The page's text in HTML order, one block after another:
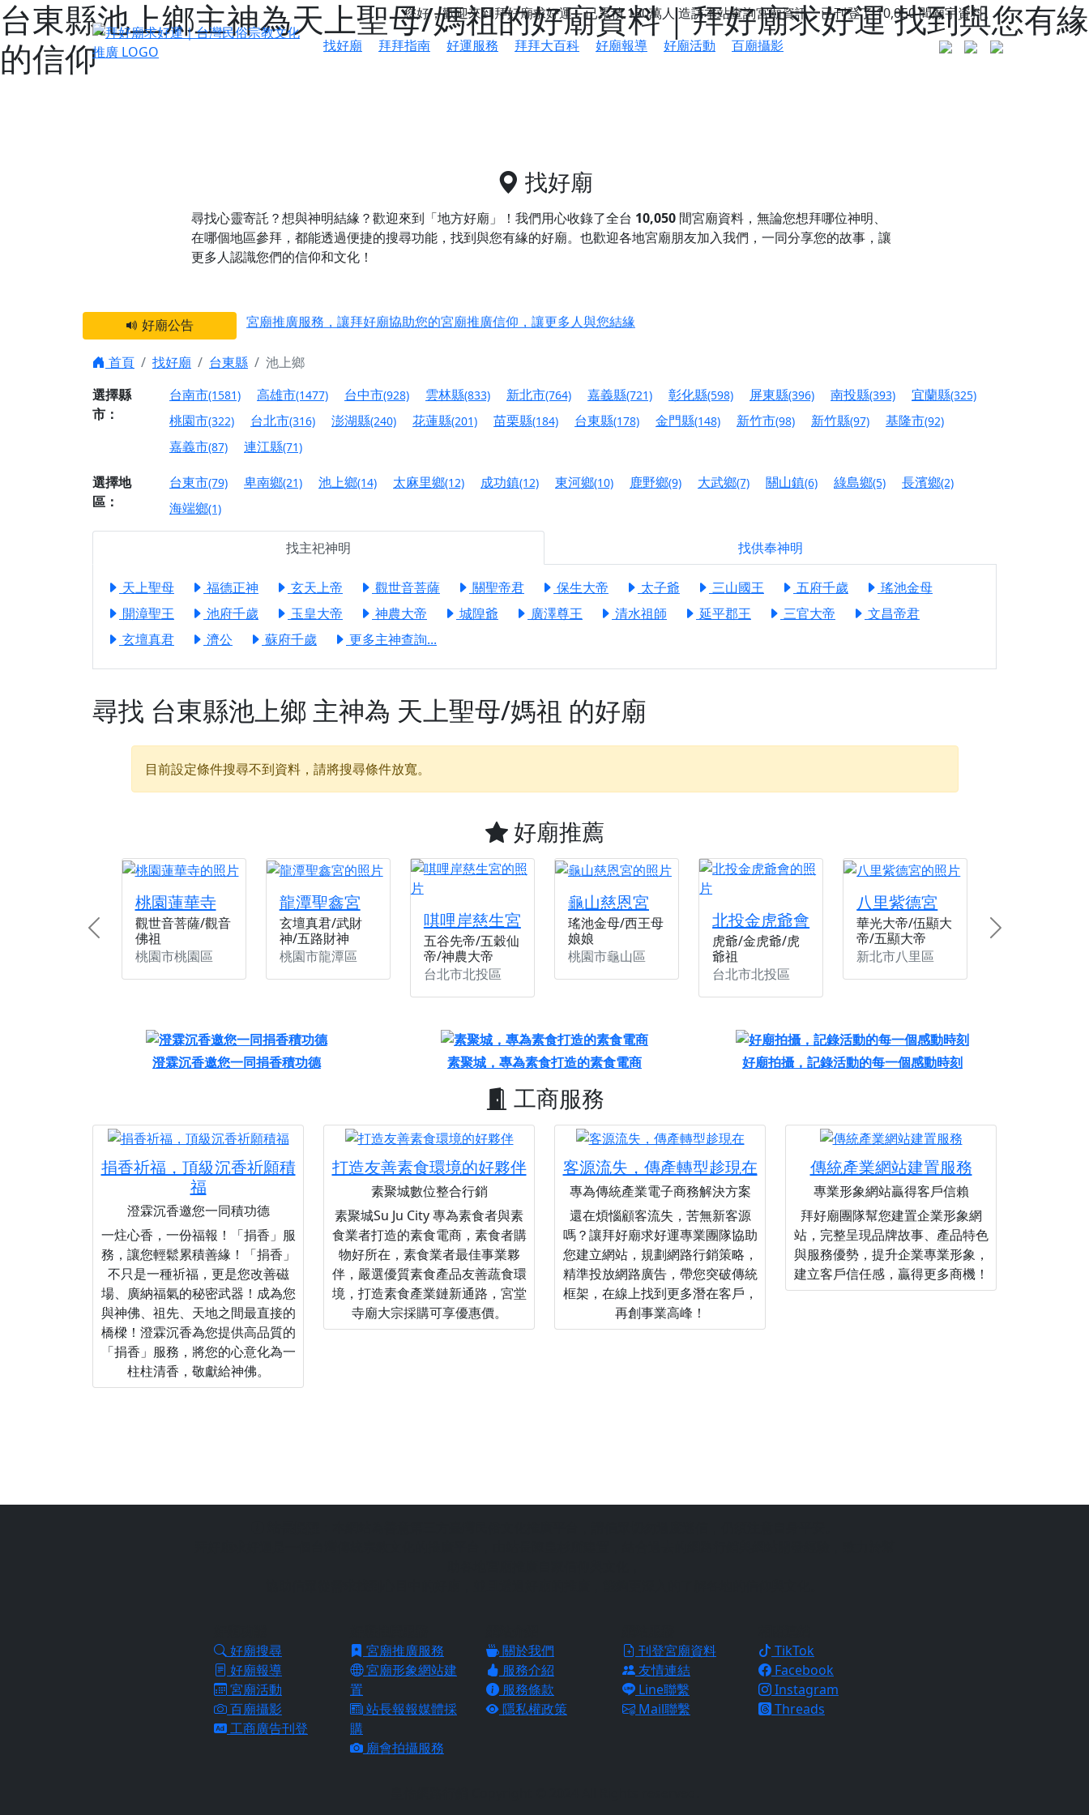
台東縣池上鄉主神為天上聖母/媽祖的好廟資料｜拜好廟求好運 找到與您有緣
的信仰
您好，歡迎來到拜好廟求好運，已累積150萬人造訪本站查詢宮廟資訊，已刊登了10,050間廟宇資料。
找好廟
拜拜指南 好運服務 拜拜大百科 好廟報導 好廟活動 百廟攝影
找好廟
尋找心靈寄託？想與神明結緣？歡迎來到「地方好廟」！我們用心收錄了全台 10,050 間宮廟資料，無論您想拜哪位神明、
在哪個地區參拜，都能透過便捷的搜尋功能，找到與您有緣的好廟。 也歡迎各地宮廟朋友加入我們，一同分享您的故事，讓
更多人認識您們的信仰和文化！
好廟公告
宮廟推廣服務，讓拜好廟協助您的宮廟推廣信仰，讓更多人與您結緣
之旅」！
【台北北投 唭哩岸慈生宮】慶讚中元普渡法會，誠摯邀請您一同參與，為自己與家人累積福德、祈求平安好運
【屏東縣獅子鄉 楓港清華山聖天宮】驪山母娘聖誕暨中元普渡大法會，誠邀十方善信大德，一同回到母娘慈悲座前，祈福納祥、慎
終追遠、廣植福田
【桃園市 桃園蓮華寺】盂蘭盆中元報恩法會，這場法會不只是超薦與普渡，更是一份對祖先的感恩、對親人的思念，也是為家人祈
願平安順遂的慈悲心意。
【新北貢寮 南極玉明殿】中元普渡大法會，誠摯歡迎十方善信大德隨喜贊普，為祖先親眷祈求安息，也為自身與家人累積福德、種
下善緣。
是「超級加倍」！
【台北北投 福慶宮】慶讚中元普渡法會，誠摯邀請十方善信大德，一同回到北投土地公埔，祈願闔家平安、地方祥和、福運綿長。
【桃園龜山 慈恩宮】瑤池金母聖誕祝壽盛典，邀請十方善信大德蒞臨參香祝壽，同沐母娘慈光，共祈平安吉祥
【桃園龜山 慈恩宮】丙午年慶讚中元普渡法會，正是讓我們用善念與功德，迴向冥陽兩利、闔家平安的殊勝因緣。
【新北八里 紫德宮】丙午年中元普渡讚普超薦法會，普施眾生・慎終追遠・廣植福田
【台北北投金虎爺會】父親節陪爸爸一起闖關趣，邀請大小朋友一起留下珍貴的家庭回憶
【新北八里 紫德宮】父親節奉茶感恩活動，一杯茶，一份心意；一句感謝，一生難忘。
【桃園新屋 深圳玄天宮】農曆七月擴大犒軍科儀，吉祥月不只有普渡祈福，也有一份感謝守護的虔誠心意
【桃園慈善宮(天公廟)】虎爺元帥 開光大典，祈求虎爺神威護持，庇佑闔家平安、財運亨通、事業順遂、百邪退散。
歡迎友廟長官、小編加入我們LINE官方帳號，讓我們協助您的廟宇推廣。
歡迎信眾分享您前往廟宇的參拜體驗，推廣您的信仰
首頁 找好廟 台東縣
池上鄉
選擇縣
市：
台南市(1581) 高雄市(1477) 台中市(928) 雲林縣(833) 新北市(764) 嘉義縣(721) 彰化縣(598) 屏東縣(396) 南投縣(393) 宜蘭縣(325)
桃園市(322) 台北市(316) 澎湖縣(240) 花蓮縣(201) 苗栗縣(184) 台東縣(178) 金門縣(148) 新竹市(98) 新竹縣(97) 基隆市(92)
嘉義市(87) 連江縣(71)
選擇地
區：
台東市(79) 卑南鄉(21) 池上鄉(14) 太麻里鄉(12) 成功鎮(12) 東河鄉(10) 鹿野鄉(9) 大武鄉(7) 關山鎮(6) 綠島鄉(5) 長濱鄉(2)
海端鄉(1)
找主祀神明 找供奉神明
天上聖母 福德正神 玄天上帝 觀世音菩薩 關聖帝君 保生大帝 太子爺 三山國王 五府千歲
瑤池金母
開漳聖王
池府千歲 玉皇大帝 神農大帝 城隍爺 廣澤尊王 清水祖師 延平郡王 三官大帝
文昌帝君
玄壇真君
濟公 蘇府千歲 更多主神查詢...
尋找 台東縣池上鄉 主神為 天上聖母/媽祖 的好廟
目前設定條件搜尋不到資料，請將搜尋條件放寬。
好廟推薦
桃園蓮華寺
觀世音菩薩/觀音
佛祖
桃園市桃園區
龍潭聖鑫宮
玄壇真君/武財
神/五路財神
桃園市龍潭區
唭哩岸慈生宮
五谷先帝/五穀仙
帝/神農大帝
台北市北投區
龜山慈恩宮
瑤池金母/西王母
娘娘
桃園市龜山區
北投金虎爺會
虎爺/金虎爺/虎
爺祖
台北市北投區
八里紫德宮
華光大帝/伍顯大
帝/五顯大帝
新北市八里區
Previous Next
澄霖沉香邀您一同捐香積功德 素聚城，專為素食打造的素食電商 好廟拍攝，記錄活動的每一個感動時刻
工商服務
捐香祈福，頂級沉香祈願積
福
澄霖沉香邀您一同積功德
一炷心香，一份福報！「捐香」服
務，讓您輕鬆累積善緣！「捐香」
不只是一種祈福，更是您改善磁
場、廣納福氣的秘密武器！成為您
與神佛、祖先、天地之間最直接的
橋樑！澄霖沉香為您提供高品質的
「捐香」服務，將您的心意化為一
柱柱清香，敬獻給神佛。
打造友善素食環境的好夥伴
素聚城數位整合行銷
素聚城Su Ju City 專為素食者與素
食業者打造的素食電商，素食者購
物好所在，素食業者最佳事業夥
伴，嚴選優質素食產品友善蔬食環
境，打造素食產業鏈新通路，宮堂
寺廟大宗採購可享優惠價。
客源流失，傳產轉型趁現在
專為傳統產業電子商務解決方案
還在煩惱顧客流失，苦無新客源
嗎？讓拜好廟求好運專業團隊協助
您建立網站，規劃網路行銷策略，
精準投放網路廣告，帶您突破傳統
框架，在線上找到更多潛在客戶，
再創事業高峰！
傳統產業網站建置服務
專業形象網站贏得客戶信賴
拜好廟團隊幫您建置企業形象網
站，完整呈現品牌故事、產品特色
與服務優勢，提升企業專業形象，
建立客戶信任感，贏得更多商機！
好廟搜尋
好廟報導
宮廟活動
百廟攝影
工商廣告刊登
宮廟推廣服務
宮廟形象網站建
置
站長報報媒體採
購
廟會拍攝服務
關於我們
服務介紹
服務條款
隱私權政策
刊登宮廟資料
友情連結
Line聯繫
Mail聯繫
TikTok
Facebook
Instagram
Threads